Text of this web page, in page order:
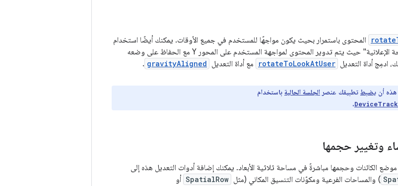
المحتوى باستمرار بحيث يكون مواجهًا للمستخدم في جميع الأوقات. يمكنك أيضًا استخدام
أداة التعديل هذه لتحقيق تأثير "اللوحة الإعلانية" حيث يتم تدوير المحتوى لمواجهة المستخدم على المحور Y مع الحفاظ على وضعه
ادمِج أداة التعديل rotateToLookAtUser مع أداة التعديل gravityAligned
.
هذه أن يضبط تطبيقك عنصر الجلسة الحالية باستخدام
.
وتغيير حجمها
الكائنات وحجمها مباشرةً في مساحة ثلاثية الأبعاد. يمكنك إضافة أدوات التعديل هذه إلى
) والمساحات الفرعية ومكوّنات التنسيق المكاني (مثل SpatialRow أو